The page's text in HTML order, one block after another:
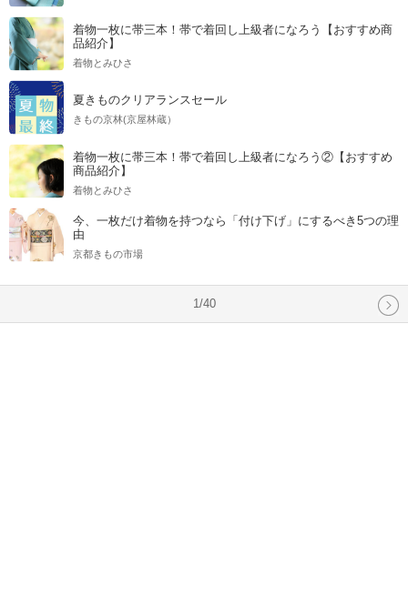
着物一枚に帯三本！帯で着回し上級者になろう【おすすめ商
品紹介】
着物とみひさ
夏きものクリアランスセール
きもの京林(京屋林蔵）
着物一枚に帯三本！帯で着回し上級者になろう②【おすすめ
商品紹介】
着物とみひさ
今、一枚だけ着物を持つなら「付け下げ」にするべき5つの理
由
京都きもの市場
1/40